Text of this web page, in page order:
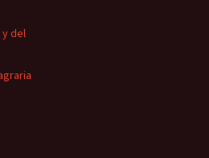
y del